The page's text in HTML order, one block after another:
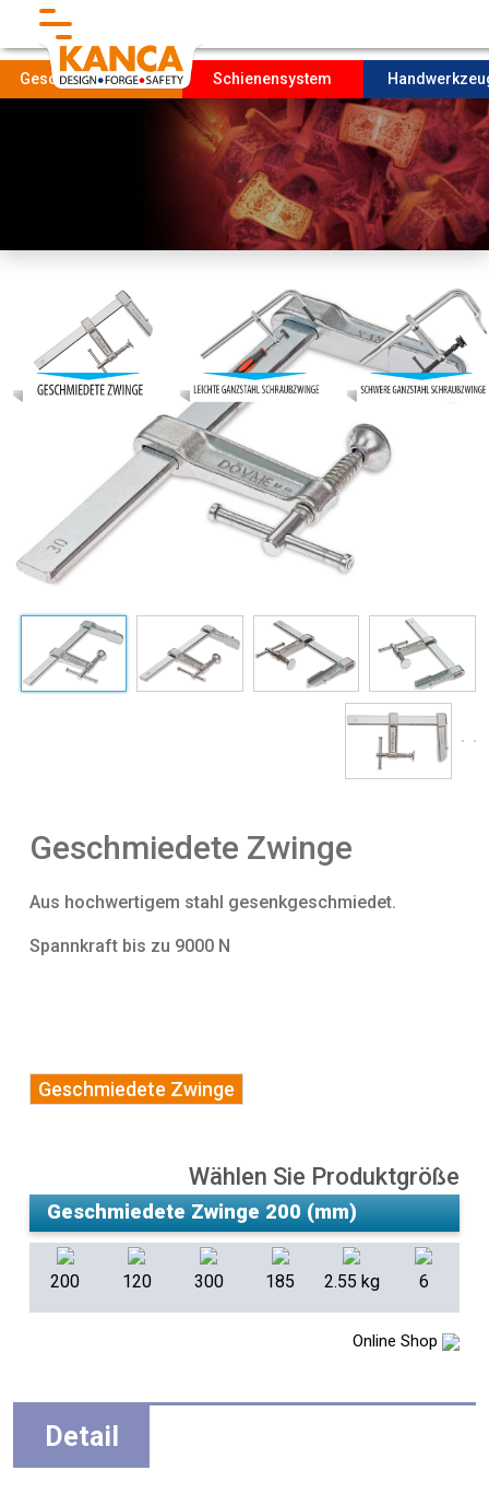
FORDERUNG
Produktıon
NACHHALTIGKEIT
Kontakt
Geschmiedete Teile Schienensystem
Geschmiedete Zwinge
Aus hochwertigem stahl gesenkgeschmiedet.
Spannkraft bis zu 9000 N
Geschmiedete Zwinge
Wählen Sie Produktgröße
200 120 300 185 2.55 kg 6
Online Shop
Detail